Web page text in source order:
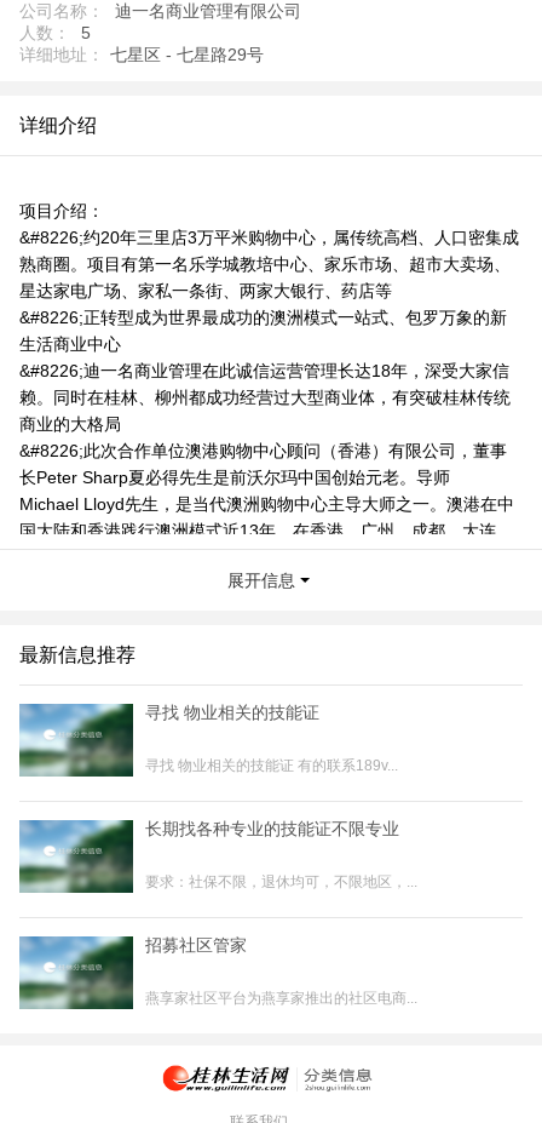
公司名称：
迪一名商业管理有限公司
人数：
5
详细地址：
七星区 - 七星路29号
详细介绍
项目介绍：
&#8226;约20年三里店3万平米购物中心，属传统高档、人口密集成
熟商圈。项目有第一名乐学城教培中心、家乐市场、超市大卖场、
星达家电广场、家私一条街、两家大银行、药店等
&#8226;正转型成为世界最成功的澳洲模式一站式、包罗万象的新
生活商业中心
&#8226;迪一名商业管理在此诚信运营管理长达18年，深受大家信
赖。同时在桂林、柳州都成功经营过大型商业体，有突破桂林传统
商业的大格局
&#8226;此次合作单位澳港购物中心顾问（香港）有限公司，董事
长Peter Sharp夏必得先生是前沃尔玛中国创始元老。导师
Michael Lloyd先生，是当代澳洲购物中心主导大师之一。澳港在中
国大陆和香港践行澳洲模式近13年，在香港、广州、成都、大连、
&#8226;此次迪一名与澳港（香港）的合作，是世界最成功的购物
七星早市/午市/夜市”，来打破商业难做的怪圈
岗位职责：
1.跟随香港专家，学习并实践世界天花板澳洲商业理念、手法
2.学习并践行如何打破商业弊病，当月就能成功拿到提成
3.在香港专家亲自示范，商场招商运营经理带领下，快速破局成功
4.按香港专家教的优秀招商策略手法，成功完成任务、拿到提成
5. 参与澳洲模式消费者与商业调研、推广落地
2.欢迎房地产及其他行业转行，我们已帮全国各地很多人成功换赛
道，前景秀丽
3.全职优先，能力强的也可兼职
5.表现好的可提前转正交五险
联系我时，请说是在桂林生活网看到的，谢谢！
展开信息
最新信息推荐
寻找 物业相关的技能证
寻找 物业相关的技能证 有的联系189v...
长期找各种专业的技能证不限专业
要求：社保不限，退休均可，不限地区，...
招募社区管家
燕享家社区平台为燕享家推出的社区电商...